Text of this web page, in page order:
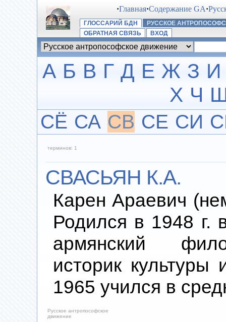
·Главная·Содержание GA·
ГЛОССАРИЙ БДН
РУССКОЕ
ОБРАТНАЯ СВЯЗЬ
ВХОД
А Б В Г Д Е Ж З И
Х Ч
СЁ СА СВ СЕ СИ
терминов: 1
СВАСЬЯН К.А.
Карен Араевич
Родился в 1948 г.
армянский
историк
1965 учился в
Русское антропософское
движение